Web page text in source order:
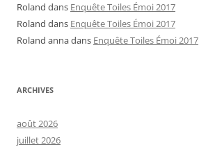
Roland dans Enquête Toiles Émoi 2017
Roland dans Enquête Toiles Émoi 2017
Roland annadans Enquête Toiles Émoi 2017
ARCHIVES
août 2026
juillet 2026